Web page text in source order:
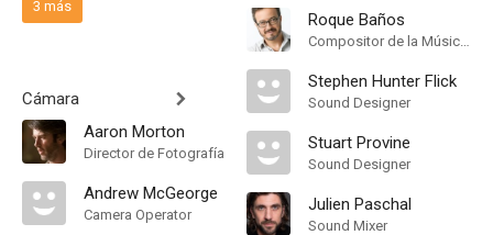
3 más
Cámara
Aaron Morton
Director de Fotografía
Andrew McGeorge
Camera Operator
Roque Baños
Compositor de la Música Original
Stephen Hunter Flick
Sound Designer
Stuart Provine
Sound Designer
Julien Paschal
Sound Mixer